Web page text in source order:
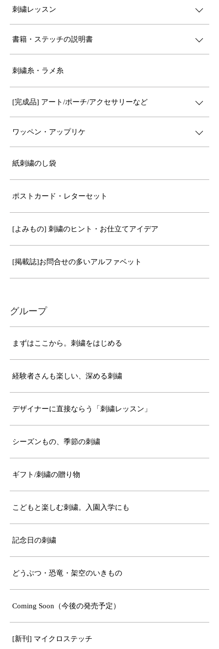
刺繍レッスン
書籍・ステッチの説明書
刺繍糸・ラメ糸
[完成品] アート/ポーチ/アクセサリーなど
ワッペン・アップリケ
紙刺繍のし袋
ポストカード・レターセット
[よみもの] 刺繍のヒント・お仕立てアイデア
[掲載誌]お問合せの多いアルファベット
グループ
まずはここから。刺繍をはじめる
経験者さんも楽しい、深める刺繍
デザイナーに直接ならう「刺繍レッスン」
シーズンもの、季節の刺繍
ギフト/刺繍の贈り物
こどもと楽しむ刺繍。入園入学にも
記念日の刺繍
どうぶつ・恐竜・架空のいきもの
Coming Soon（今後の発売予定）
[新刊] マイクロステッチ